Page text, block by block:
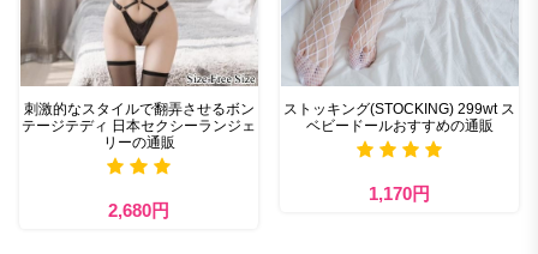
刺激的なスタイルで翻弄させるボン
テージテディ 日本セクシーランジェ
リーの通販
2,680円
ストッキング(STOCKING) 299wt ス
ベビードールおすすめの通販
1,170円